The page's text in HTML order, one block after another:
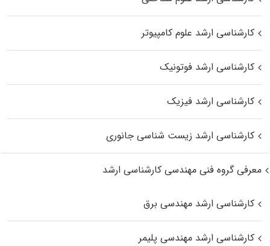
کارشناسی ارشد علوم کامپیوتر
کارشناسی ارشد فوتونیک
کارشناسی ارشد فیزیک
کارشناسی ارشد زیست‌ شناسی جانوری
معرفی گروه فنی مهندسی کارشناسی ارشد
کارشناسی ارشد مهندسی برق
کارشناسی ارشد مهندسی پلیمر